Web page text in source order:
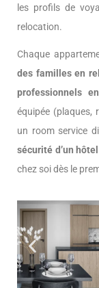
les profils de
relocation.
Chaque
des familles en
professionnels
équipée (plaques,
un room service
sécurité d’un
chez soi dès le